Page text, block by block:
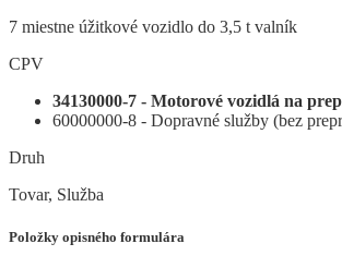
7 miestne úžitkové vozidlo do 3,5 t valník
CPV
34130000-7 - Motorové vozidlá na
60000000-8 - Dopravné služby (bez
Druh
Tovar, Služba
Položky opisného formulára